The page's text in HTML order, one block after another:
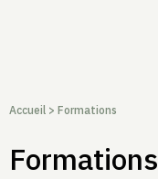
Accueil > Formations
Formations